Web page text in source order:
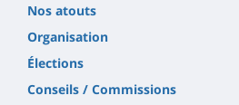
Nos atouts
Organisation
Élections
Conseils / Commissions